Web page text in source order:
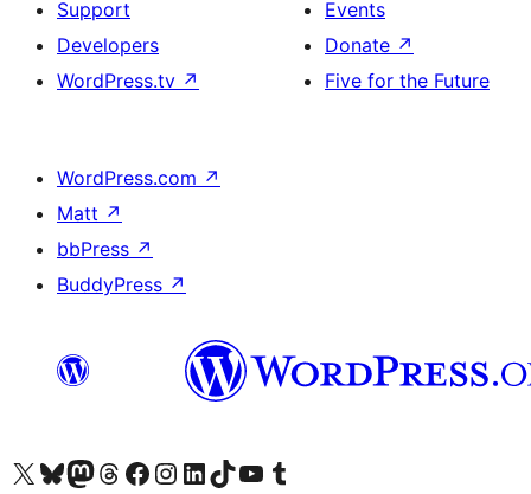
Support
Developers
WordPress.tv ↗
Events
Donate ↗
Five for the Future
WordPress.com ↗
Matt ↗
bbPress ↗
BuddyPress ↗
Visit our X (formerly Twitter) account
Visit our Bluesky account
Visit our Mastodon account
Visit our Threads account
Visit our Facebook page
Visit our Instagram account
Visit our LinkedIn account
Visit our TikTok account
Visit our YouTube channel
Visit our Tumblr account